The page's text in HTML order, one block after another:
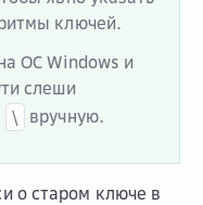
ключей.
OC Windows и
слеши
\ вручную.
о старом ключе в